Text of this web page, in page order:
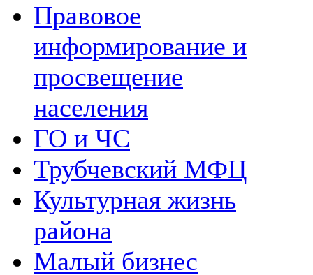
Правовое
информирование и
просвещение
населения
ГО и ЧС
Трубчевский МФЦ
Культурная жизнь
района
Малый бизнес